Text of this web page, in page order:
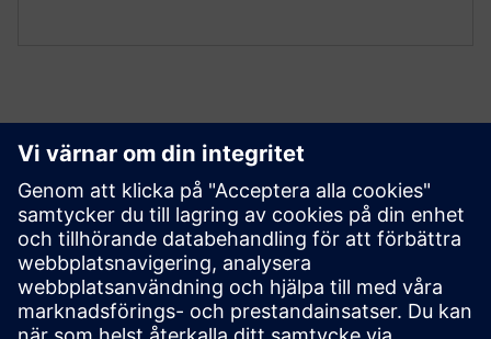
Kom igång
Contact us